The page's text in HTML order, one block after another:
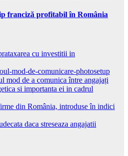
franciză profitabil în România
cu investitii in
mod de a comunica între angajați
si importanta ei in cadrul
din România, introduse în indici
daca streseaza angajatii